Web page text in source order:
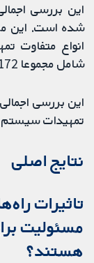
شده است. این
انواع متفاوت
شامل مجموعا 172 مطالعه بودند.
این بررسی
تمهیدات سیستم
نتایج اصلی
تاثیرات
مسئولیت
هستند؟